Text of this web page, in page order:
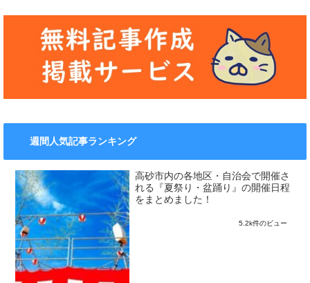
週間人気記事ランキング
高砂市内の各地区・自治会で開催さ
れる『夏祭り・盆踊り』の開催日程
をまとめました！
5.2k件のビュー